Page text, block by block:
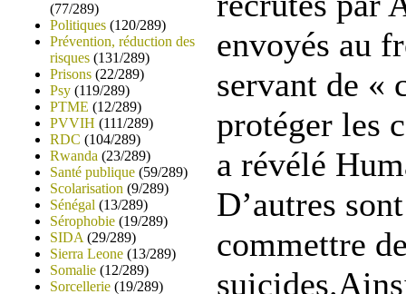
(77/289)
Politiques (120/289)
Prévention, réduction des
risques (131/289)
Prisons (22/289)
Psy (119/289)
PTME (12/289)
PVVIH (111/289)
RDC (104/289)
Rwanda (23/289)
Santé publique (59/289)
Scolarisation (9/289)
Sénégal (13/289)
Sérophobie (19/289)
SIDA (29/289)
Sierra Leone (13/289)
Somalie (12/289)
Sorcellerie (19/289)
envoyés au
servant de «
protéger les
a révélé
D’autres
commettre